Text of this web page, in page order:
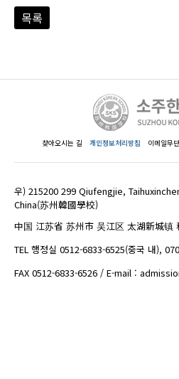
목록
찾아오시는 길 개인정보처리방침 이메일무
우) 215200 299 Qiufengjie,
China(苏州韓國學校)
中国 江苏省 苏州市 吴江区 太湖新城镇
TEL 행정실 0512-6833-6525(중국 내),
FAX 0512-6833-6526 / E-mail :